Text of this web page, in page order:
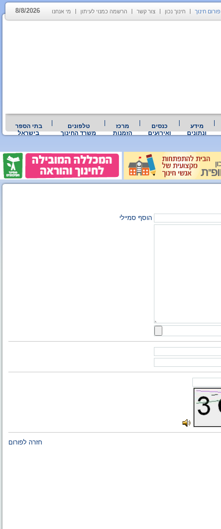
פורום חינוך חינוך נכון צור קשר הרשמה כמנוי לעיתון מי אנחנו 8/8/2026
מידע
ונתונים
כנסים
ואירועים
מרכז
הזמנות
טלפונים
משרד החינוך
בתי הספר
בישראל
הוסף סמיילי
חזרה לפורום